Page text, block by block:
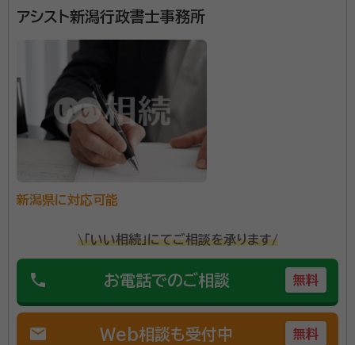
田中 友美（たなか ともみ） 行政書士
江口 真（えぐち まこと）
事務所口コミ（抜粋）：
account_circle 満足度 5.0
ご利用時期：2026/5
面談の感想
自宅迄来て貰って助かりました料金は思った以上だったけど納得がいき
契約後の感想
のばら行政書士事務所ができたのは、代表の田中友美先生自身
に相続でトラブルがあり、法テラスで相談したことがきっかけで
した。相続の悩みに寄り添って、トラブルを未然に防ぐ仕事に魅
力を感じ行政書士になられたそうです。 その後、もうひとりの行
政書士・江口真先生と共に、大手行政書士法人に勤務され、
アシスト新潟行政書士事務所
新潟県に対応可能
\「いい相続」にてご相談を承ります/
phone お電話でのご相談 無料
mail Web相談も受付中 無料